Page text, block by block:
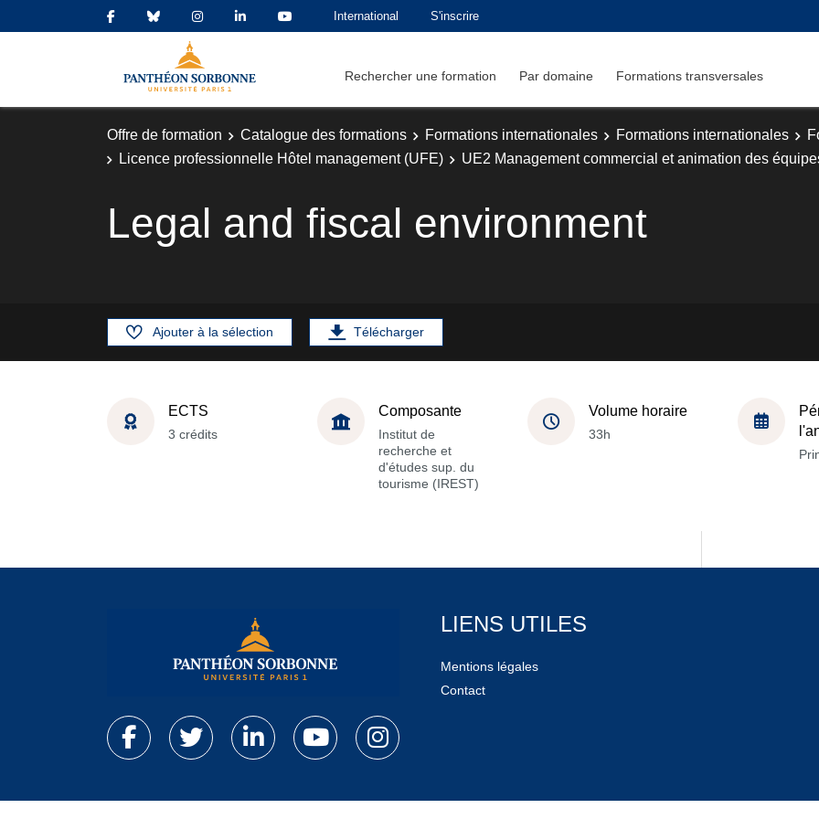
International S'inscrire
Rechercher une formation Par domaine Formations transversales
Offre de formation Catalogue des formations Formations internationales Formations internationales
Licence professionnelle Hôtel management (UFE)
UE2 Management commercial et animation des
Legal and fiscal environment
Ajouter à la sélection Télécharger
ECTS
3 crédits
Composante
Institut de
recherche et
d'études sup. du
tourisme (IREST)
Volume horaire
33h
LIENS UTILES
Mentions légales
Contact